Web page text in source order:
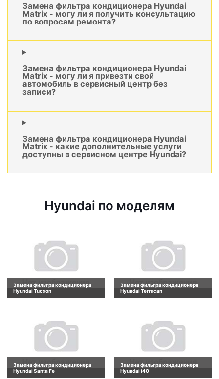
Замена фильтра кондиционера Hyundai
Matrix - могу ли я получить консультацию
по вопросам ремонта?
Замена фильтра кондиционера Hyundai
Matrix - могу ли я привезти свой
автомобиль в сервисный центр без
записи?
Замена фильтра кондиционера Hyundai
Matrix - какие дополнительные услуги
доступны в сервисном центре Hyundai?
Hyundai по моделям
Замена фильтра кондиционера
Hyundai Tucson
Замена фильтра кондиционера
Hyundai Terracan
Замена фильтра кондиционера
Hyundai Santa Fe
Замена фильтра кондиционера
Hyundai i40